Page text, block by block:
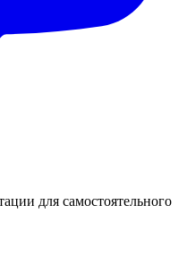
для самостоятельного